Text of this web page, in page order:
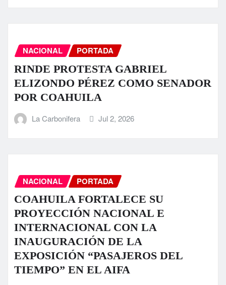
NACIONAL PORTADA
RINDE PROTESTA GABRIEL
ELIZONDO PÉREZ COMO SENADOR
POR COAHUILA
La Carbonifera Jul 2, 2026
NACIONAL PORTADA
COAHUILA FORTALECE SU
PROYECCIÓN NACIONAL E
INTERNACIONAL CON LA
INAUGURACIÓN DE LA
EXPOSICIÓN “PASAJEROS DEL
TIEMPO” EN EL AIFA